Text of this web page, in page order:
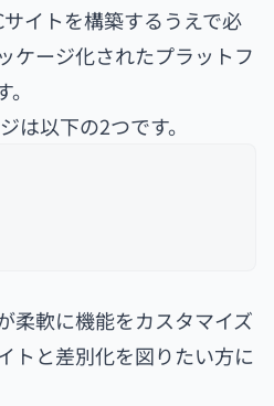
イトを構築するうえで必
ケージ化されたプラットフ
は以下の2つです。
柔軟に機能をカスタマイズ
トと差別化を図りたい方に